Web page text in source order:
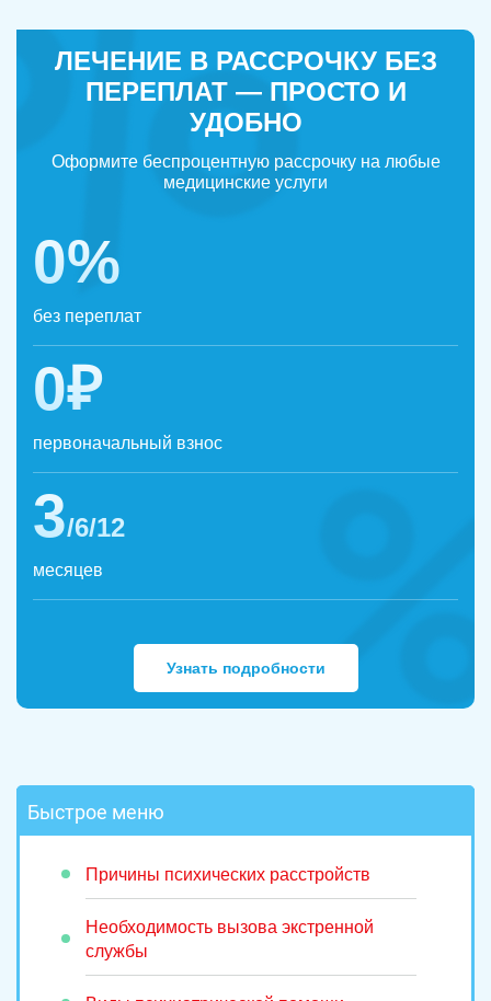
ЛЕЧЕНИЕ В РАССРОЧКУ БЕЗ
ПЕРЕПЛАТ — ПРОСТО И
УДОБНО
Оформите беспроцентную рассрочку на любые
медицинские услуги
0%
без переплат
0₽
первоначальный взнос
3/6/12
месяцев
Узнать подробности
Быстрое меню
Причины психических расстройств
Необходимость вызова экстренной
службы